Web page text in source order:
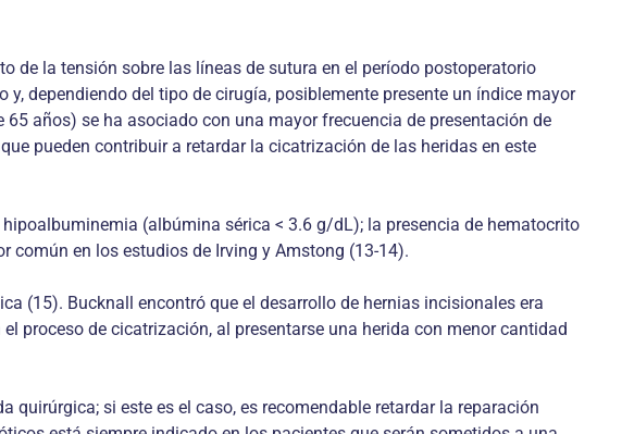
de la tensión sobre las líneas de sutura en el período postoperatorio
dependiendo del tipo de cirugía, posiblemente presente un índice mayor
años) se ha asociado con una mayor frecuencia de presentación de
pueden contribuir a retardar la cicatrización de las heridas en este
(albúmina sérica < 3.6 g/dL); la presencia de hematocrito
común en los estudios de Irving y Amstong (13-14).
(15). Bucknall encontró que el desarrollo de hernias incisionales era
proceso de cicatrización, al presentarse una herida con menor cantidad
si este es el caso, es recomendable retardar la reparación